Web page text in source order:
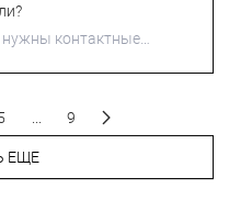
нужны контактные
ЕЩЕ
9